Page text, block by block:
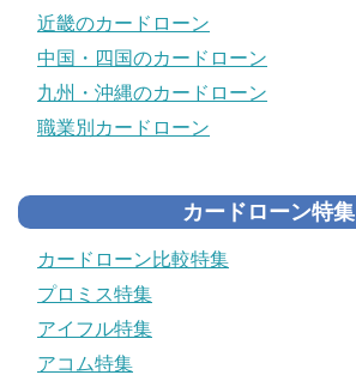
近畿のカードローン
中国・四国のカードローン
九州・沖縄のカードローン
職業別カードローン
カードローン特集
カードローン比較特集
プロミス特集
アイフル特集
アコム特集